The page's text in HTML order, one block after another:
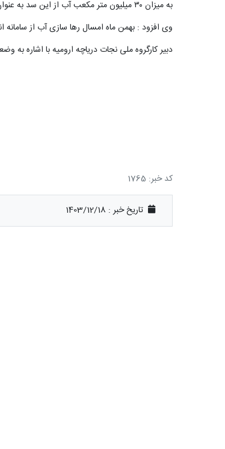
به میزان ۳۰ میلیون متر مکعب آب از این سد به عنوان مسیر دوم انتقال آب بین حوضه ای به دریاچه ارومیه منتقل میشود
وی افزود : بهمن ماه امسال رها سازی آب از سامانه انتقال سد کانی سیب آغاز
دبیر کارگروه ملی نجات دریاچه ارومیه با اشاره
کد خبر: 1765
تاریخ خبر : 1403/12/18